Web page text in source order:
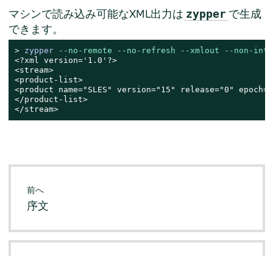
マシンで読み込み可能なXML出力は zypper で生成
できます。
> zypper --no-remote --no-refresh --xmlout
--non-
<?xml version='1.0'?>
<stream>
<product-list>
<product name="SLES" version="15" release="0"
</product-list>
</stream>
前へ
序文